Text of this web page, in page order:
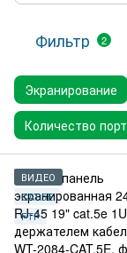
Фильтр 2
Экранирование
Количество
ВИДЕО
CAT.5E
FTP